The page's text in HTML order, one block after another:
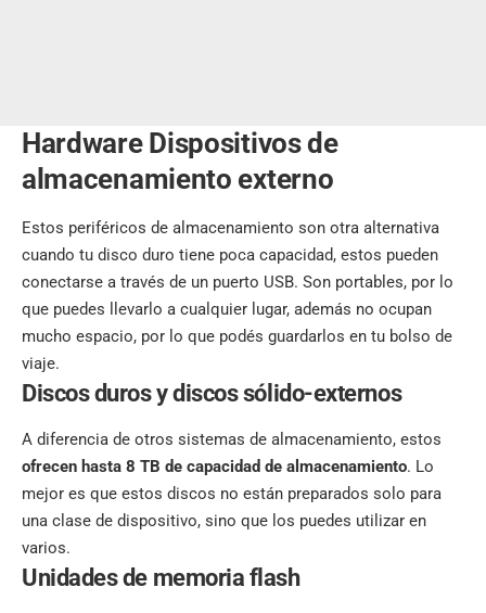
Hardware Dispositivos de
almacenamiento externo
Estos periféricos de almacenamiento son otra alternativa
cuando tu disco duro tiene poca capacidad, estos pueden
conectarse a través de un puerto USB. Son portables, por lo
que puedes llevarlo a cualquier lugar, además no ocupan
mucho espacio, por lo que podés guardarlos en tu bolso de
viaje.
Discos duros y discos sólido-externos
A diferencia de otros sistemas de almacenamiento, estos
ofrecen hasta 8 TB de capacidad de almacenamiento. Lo
mejor es que estos discos no están preparados solo para
una clase de dispositivo, sino que los puedes utilizar en
varios.
Unidades de memoria flash